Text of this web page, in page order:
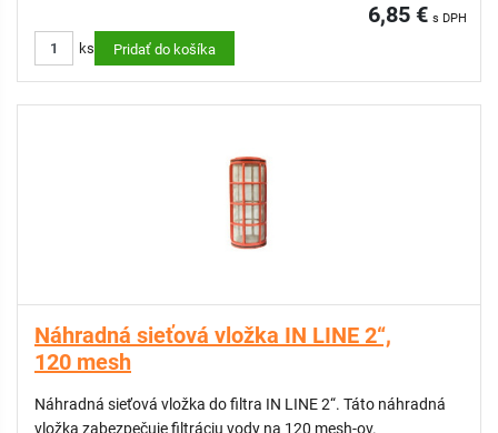
6,85 € s DPH
ks Pridať do košíka
Náhradná sieťová vložka IN LINE 2“,
120 mesh
Náhradná sieťová vložka do filtra IN LINE 2“. Táto náhradná
vložka zabezpečuje filtráciu vody na 120 mesh-ov.